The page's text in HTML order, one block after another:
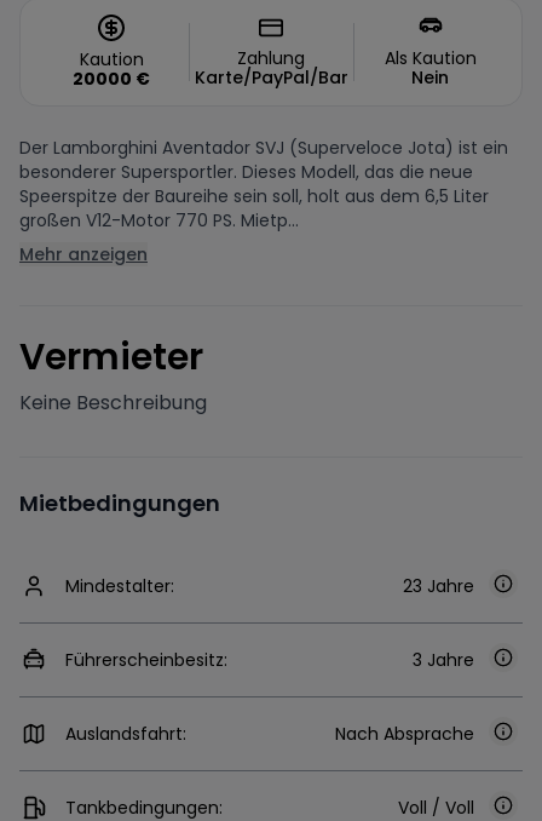
Kaution
20000 €
Zahlung
Karte/PayPal/Bar
Als Kaution
Nein
Der Lamborghini Aventador SVJ (Superveloce Jota) ist ein
besonderer Supersportler. Dieses Modell, das die neue
Speerspitze der Baureihe sein soll, holt aus dem 6,5 Liter
großen V12-Motor 770 PS. Mietp...
Mehr anzeigen
Vermieter
Keine Beschreibung
Mietbedingungen
Mindestalter: 23 Jahre
Führerscheinbesitz: 3 Jahre
Auslandsfahrt: Nach Absprache
Tankbedingungen: Voll / Voll